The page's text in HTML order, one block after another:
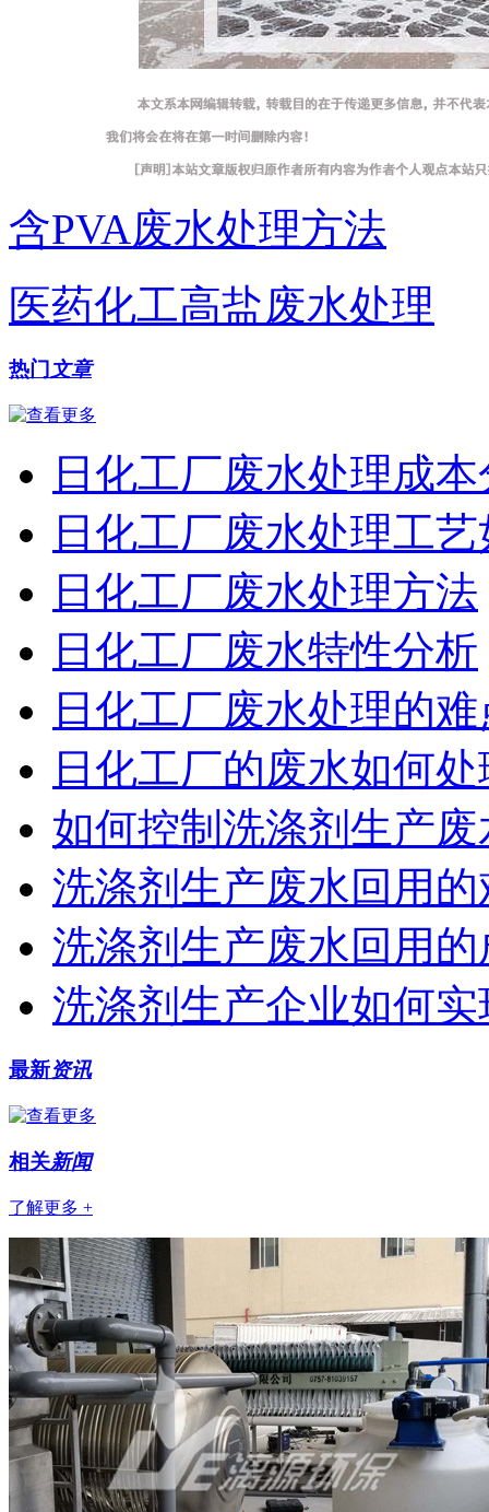
含PVA废水处理方法
医药化工高盐废水处理
热门 文章
日化工厂废水处理成
日化工厂废水处理工
日化工厂废水处理方法
日化工厂废水特性分析
日化工厂废水处理的
日化工厂的废水如何
如何控制洗涤剂生产
洗涤剂生产废水回用
洗涤剂生产废水回用
洗涤剂生产企业如何
最新资讯
相关新闻
了解更多 +